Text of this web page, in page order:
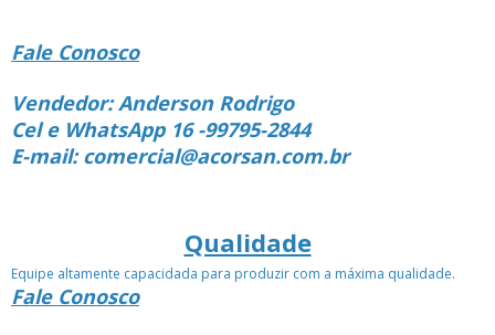
Fale Conosco
Vendedor: Anderson Rodrigo
Cel e WhatsApp 16 -99795-2844
E-mail: comercial@acorsan.com.br
Qualidade
Equipe altamente capacidada para produzir com a máxima qualidade.
Fale Conosco